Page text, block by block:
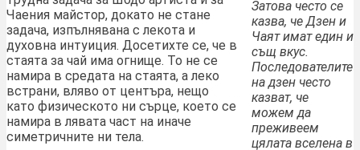
Затова често се
казва, че Дзен и
Чаят имат един и
същ вкус.
Последователите
на дзен често
казват, че
можем да
преживеем
цялата вселена в
Чаения майстор, докато не стане
задача, изпълнявана с лекота и
духовна интуиция. Досетихте се, че в
стаята за чай има огнище. То не се
намира в средата на стаята, а леко
встрани, вляво от центъра, нещо
като физическото ни сърце, което се
намира в лявата част на иначе
симетричните ни тела.